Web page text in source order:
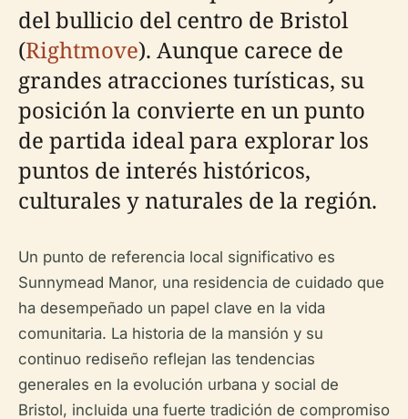
del bullicio del centro de Bristol
(Rightmove). Aunque carece de
grandes atracciones turísticas, su
posición la convierte en un punto
de partida ideal para explorar los
puntos de interés históricos,
culturales y naturales de la región.
Un punto de referencia local significativo es
Sunnymead Manor, una residencia de cuidado que
ha desempeñado un papel clave en la vida
comunitaria. La historia de la mansión y su
continuo rediseño reflejan las tendencias
generales en la evolución urbana y social de
Bristol, incluida una fuerte tradición de compromiso